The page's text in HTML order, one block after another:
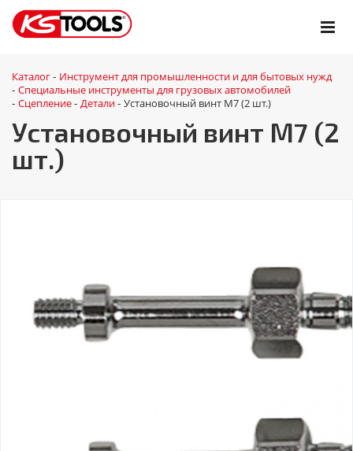
Каталог - Инструмент для промышленности и для бытовых нужд
- Специальные инструменты для грузовых автомобилей
- Сцепление - Детали - Установочный винт М7 (2 шт.)
Установочный винт М7 (2
шт.)